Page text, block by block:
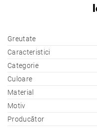
Greutate
Caracteristici
Categorie
Culoare
Material
Motiv
Producător